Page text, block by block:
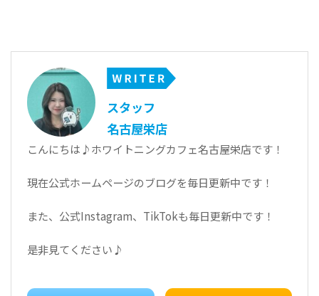
スタッフ
名古屋栄店
こんにちは♪ホワイトニングカフェ名古屋栄店です！
現在公式ホームページのブログを毎日更新中です！
また、公式Instagram、TikTokも毎日更新中です！
是非見てください♪